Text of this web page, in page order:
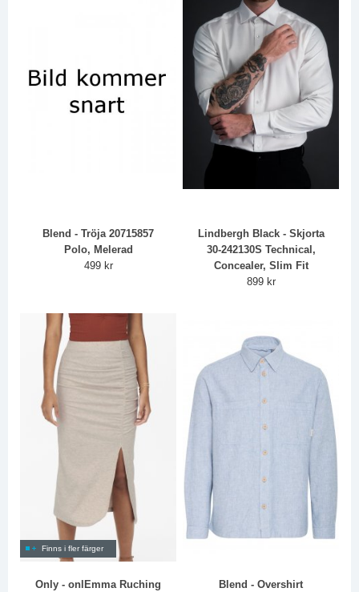
Blend - Tröja 20715857
Polo, Melerad
499 kr
Lindbergh Black - Skjorta
30-242130S Technical,
Concealer, Slim Fit
899 kr
Finns i fler färger
Only - onlEmma Ruching
Blend - Overshirt